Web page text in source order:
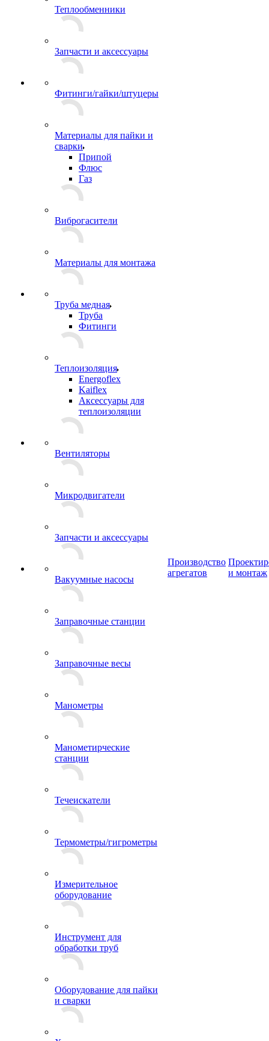
Теплообменники
Запчасти и аксессуары
Фитинги/гайки/штуцеры
Материалы для пайки и
сварки
Припой
Флюс
Газ
Виброгасители
Материалы для монтажа
Труба медная
Труба
Фитинги
Теплоизоляция
Energoflex
Kaiflex
Аксессуары для
теплоизоляции
Вентиляторы
Микродвигатели
Запчасти и аксессуары
Вакуумные насосы
Заправочные станции
Заправочные весы
Манометры
Манометирческие
станции
Течеискатели
Термометры/гигрометры
Измерительное
оборудование
Инструмент для
обработки труб
Оборудование для пайки
и сварки
Производство
агрегатов
и монтаж